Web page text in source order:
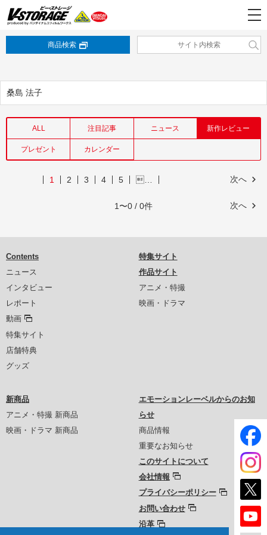
商品検索
桑島 法子
ALL 注目記事 ニュース 新作レビュー
プレゼント カレンダー
次へ
1 2 3 4 5 …
次へ
1〜0 / 0件
Contents
ニュース
インタビュー
レポート
動画
特集サイト
店舗特典
グッズ
特集サイト
作品サイト
アニメ・特撮
映画・ドラマ
新商品
アニメ・特撮 新商品
映画・ドラマ 新商品
エモーションレーベルからのお知
らせ
商品情報
重要なお知らせ
このサイトについて
会社情報
プライバシーポリシー
お問い合わせ
沿革